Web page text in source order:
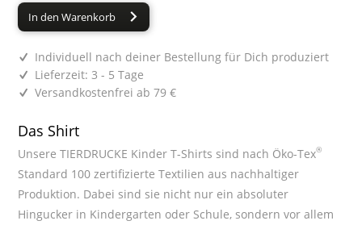
In den Warenkorb
Individuell nach deiner Bestellung für Dich produziert
Lieferzeit: 3 - 5 Tage
Versandkostenfrei ab 79 €
Das Shirt
Unsere TIERDRUCKE Kinder T-Shirts sind nach Öko-Tex®
Standard 100 zertifizierte Textilien aus nachhaltiger
Produktion. Dabei sind sie nicht nur ein absoluter
Hingucker in Kindergarten oder Schule, sondern vor allem